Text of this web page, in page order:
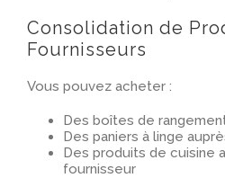
Consolidation de
Fournisseurs
Vous pouvez acheter :
Des boîtes de
Des paniers à linge
Des produits de cuisine
fournisseur